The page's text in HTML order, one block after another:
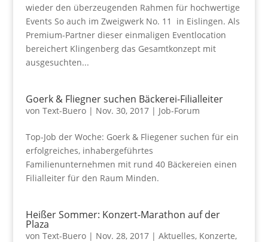
wieder den überzeugenden Rahmen für hochwertige
Events So auch im Zweigwerk No. 11 in Eislingen. Als
Premium-Partner dieser einmaligen Eventlocation
bereichert Klingenberg das Gesamtkonzept mit
ausgesuchten...
Goerk & Fliegner suchen Bäckerei-Filialleiter
von Text-Buero| Nov. 30, 2017| Job-Forum
Top-Job der Woche: Goerk & Fliegener suchen für ein
erfolgreiches, inhabergeführtes
Familienunternehmen mit rund 40 Bäckereien einen
Filialleiter für den Raum Minden.
Heißer Sommer: Konzert-Marathon auf der
Plaza
von Text-Buero| Nov. 28, 2017| Aktuelles, Konzerte,